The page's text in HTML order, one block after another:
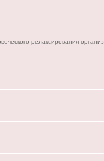
релаксирования